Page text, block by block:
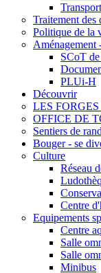
Traitement des
Politique de la
Aménagement
SCoT
PLUi-H
Découvrir
LES
OFFICE DE
Sentiers de
Bouger - se
Culture
Réseau
Centre
Equipements
Centre
Salle
Salle
Minibus